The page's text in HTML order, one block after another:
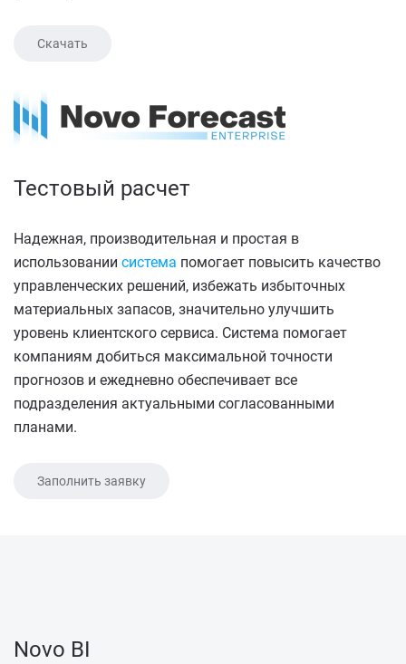
Скачать
Тестовый расчет
Надежная, производительная и простая в
использовании система помогает повысить качество
управленческих решений, избежать избыточных
материальных запасов, значительно улучшить
уровень клиентского сервиса. Система помогает
компаниям добиться максимальной точности
прогнозов и ежедневно обеспечивает все
подразделения актуальными согласованными
планами.
Заполнить заявку
Novo BI